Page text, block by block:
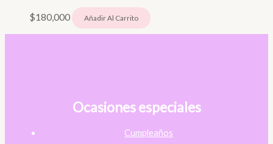
$180,000 Añadir Al Carrito
Ocasiones especiales
Cumpleaños